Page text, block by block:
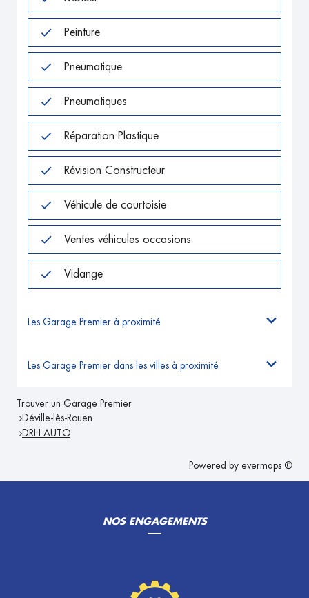
Peinture
Pneumatique
Pneumatiques
Réparation Plastique
Révision Constructeur
Véhicule de courtoisie
Ventes véhicules occasions
Vidange
Les Garage Premier à proximité
Les Garage Premier dans les villes à proximité
Trouver un Garage Premier
Déville-lès-Rouen
DRH AUTO
Powered by evermaps ©
NOS ENGAGEMENTS